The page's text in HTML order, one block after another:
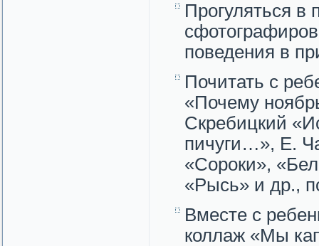
Прогуляться в
поведения в
Почитать с
«Почему
Скребицкий
пичуги…», Е.
«Сороки»,
«Рысь» и др.,
Вместе с
коллаж «Мы